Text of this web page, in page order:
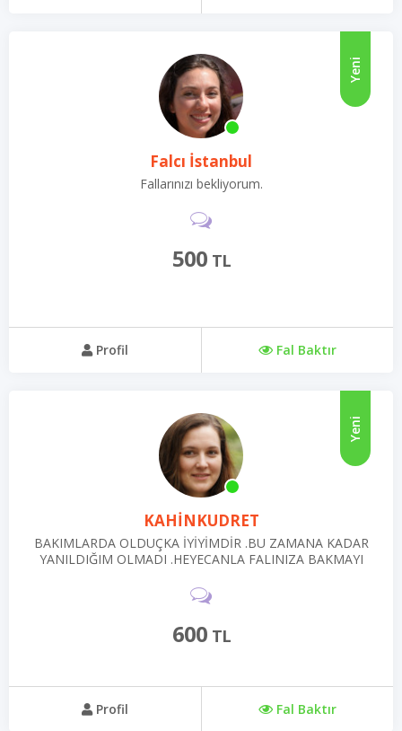
Yeni
Falcı İstanbul
Fallarınızı bekliyorum.
500 TL
Profil Fal Baktır
Yeni
KAHİNKUDRET
BAKIMLARDA OLDUÇKA İYİYİMDİR .BU ZAMANA KADAR
YANILDIĞIM OLMADI .HEYECANLA FALINIZA BAKMAYI
600 TL
Profil Fal Baktır